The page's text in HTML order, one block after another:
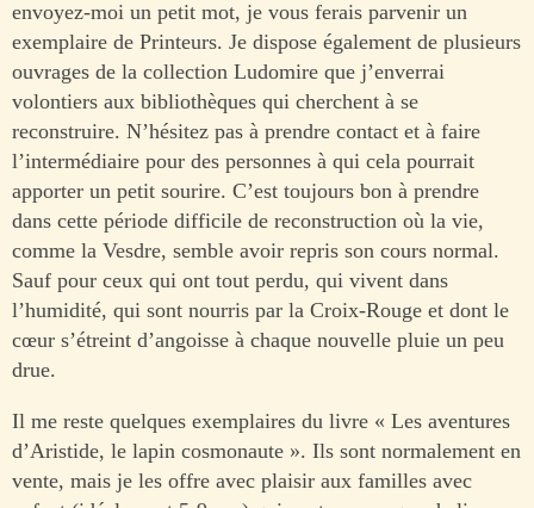
envoyez-moi un petit mot, je vous ferais parvenir un
exemplaire de Printeurs. Je dispose également de plusieurs
ouvrages de la collection Ludomire que j’enverrai
volontiers aux bibliothèques qui cherchent à se
reconstruire. N’hésitez pas à prendre contact et à faire
l’intermédiaire pour des personnes à qui cela pourrait
apporter un petit sourire. C’est toujours bon à prendre
dans cette période difficile de reconstruction où la vie,
comme la Vesdre, semble avoir repris son cours normal.
Sauf pour ceux qui ont tout perdu, qui vivent dans
l’humidité, qui sont nourris par la Croix-Rouge et dont le
cœur s’étreint d’angoisse à chaque nouvelle pluie un peu
drue.
Il me reste quelques exemplaires du livre « Les aventures
d’Aristide, le lapin cosmonaute ». Ils sont normalement en
vente, mais je les offre avec plaisir aux familles avec